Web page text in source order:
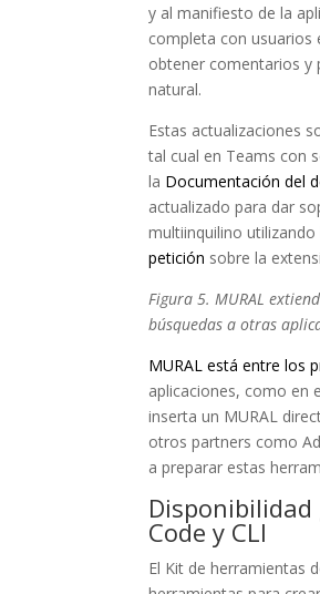
y al manifiesto de la
completa con usuarios
obtener comentarios y
natural.
Estas actualizaciones
tal cual en Teams con
la Documentación del
actualizado para dar
multiinquilino
petición sobre la
Figura 5. MURAL
búsquedas a otras
MURAL está entre los
aplicaciones, como en
inserta un MURAL
otros partners como
a preparar estas
Code y CLI
El Kit de herramientas